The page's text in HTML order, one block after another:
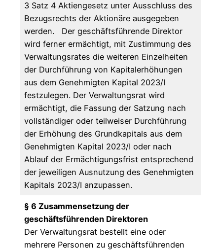
3 Satz 4 Aktiengesetz unter Ausschluss des
Bezugsrechts der Aktionäre ausgegeben
werden. Der geschäftsführende Direktor
wird ferner ermächtigt, mit Zustimmung des
Verwaltungsrates die weiteren Einzelheiten
der Durchführung von Kapitalerhöhungen
aus dem Genehmigten Kapital 2023/I
festzulegen. Der Verwaltungsrat wird
ermächtigt, die Fassung der Satzung nach
vollständiger oder teilweiser Durchführung
der Erhöhung des Grundkapitals aus dem
Genehmigten Kapital 2023/I oder nach
Ablauf der Ermächtigungsfrist entsprechend
der jeweiligen Ausnutzung des Genehmigten
Kapitals 2023/I anzupassen.
§ 6 Zusammensetzung der
geschäftsführenden Direktoren
Der Verwaltungsrat bestellt eine oder
mehrere Personen zu geschäftsführenden